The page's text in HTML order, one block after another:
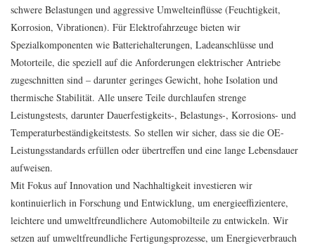
schwere Belastungen und aggressive Umwelteinflüsse (Feuchtigkeit,
Korrosion, Vibrationen). Für Elektrofahrzeuge bieten wir
Spezialkomponenten wie Batteriehalterungen, Ladeanschlüsse und
Motorteile, die speziell auf die Anforderungen elektrischer Antriebe
zugeschnitten sind – darunter geringes Gewicht, hohe Isolation und
thermische Stabilität. Alle unsere Teile durchlaufen strenge
Leistungstests, darunter Dauerfestigkeits-, Belastungs-, Korrosions- und
Temperaturbeständigkeitstests. So stellen wir sicher, dass sie die OE-
Leistungsstandards erfüllen oder übertreffen und eine lange Lebensdauer
aufweisen.
Mit Fokus auf Innovation und Nachhaltigkeit investieren wir
kontinuierlich in Forschung und Entwicklung, um energieeffizientere,
leichtere und umweltfreundlichere Automobilteile zu entwickeln. Wir
setzen auf umweltfreundliche Fertigungsprozesse, um Energieverbrauch